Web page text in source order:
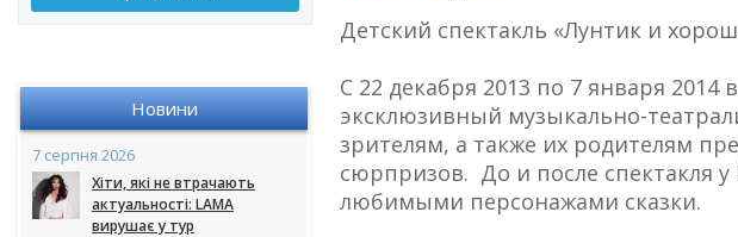
Новини
7 серпня 2026
Хіти, які не втрачають
актуальності: LAMA
вирушає у тур
Детский спектакль «Лунтик и
С 22 декабря 2013 по 7 января
эксклюзивный музыкально-
зрителям, а также их родителям
сюрпризов. До и после спектакля у
любимыми персонажами сказки.